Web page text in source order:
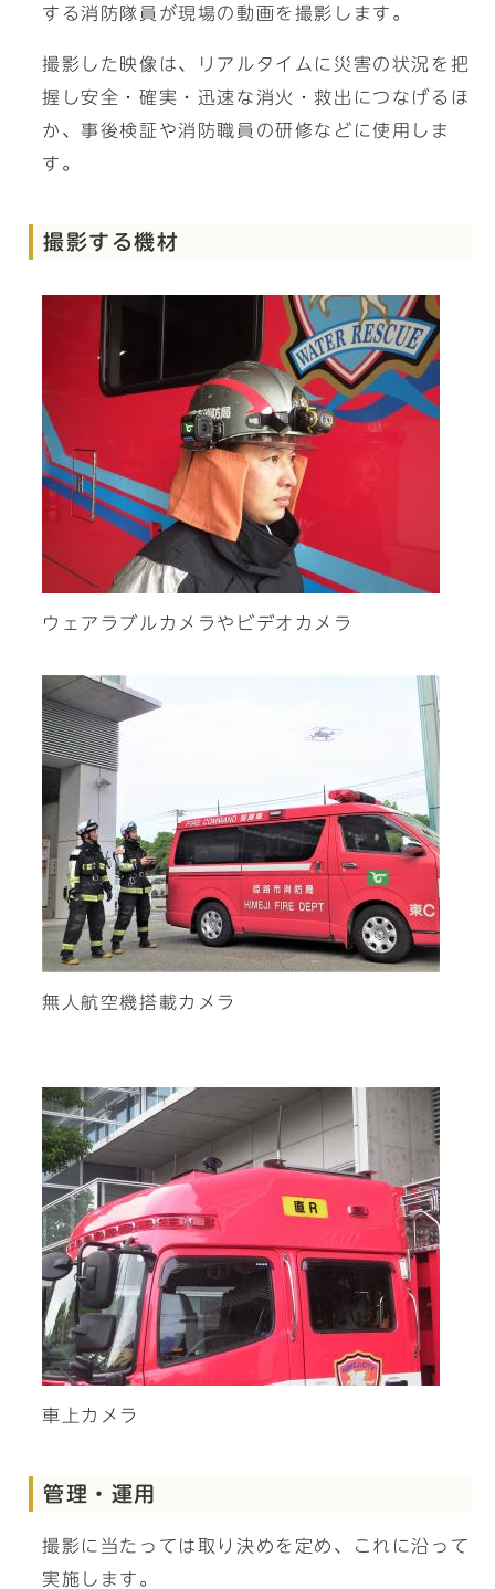
する消防隊員が現場の動画を撮影します。
撮影した映像は、リアルタイムに災害の状況を把
握し安全・確実・迅速な消火・救出につなげるほ
か、事後検証や消防職員の研修などに使用しま
す。
撮影する機材
ウェアラブルカメラやビデオカメラ
無人航空機搭載カメラ
車上カメラ
管理・運用
撮影に当たっては取り決めを定め、これに沿って
実施します。